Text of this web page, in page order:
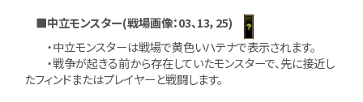
■中立モンスター(戦場画像：03、13，25)
・中立モンスターは戦場で黄色いハテナで表示されます。
・戦争が起きる前から存在していたモンスターで、先に接近し
たフィンドまたはプレイヤーと戦闘します。